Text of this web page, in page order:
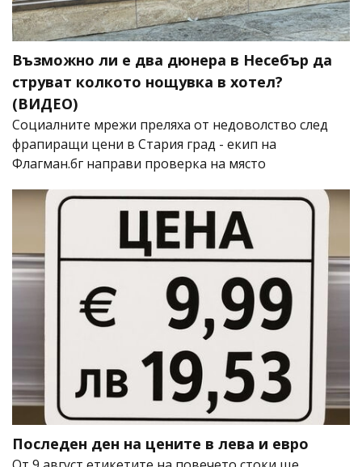
Възможно ли е два дюнера в Несебър да
струват колкото нощувка в хотел?
(ВИДЕО)
Социалните мрежи преляха от недоволство след
фрапиращи цени в Стария град - екип на
Флагман.бг направи проверка на място
Последен ден на цените в лева и евро